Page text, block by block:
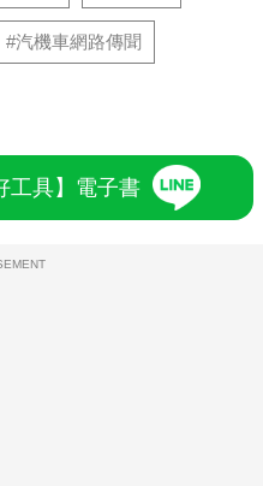
#汽機車網路傳聞
工具】電子書